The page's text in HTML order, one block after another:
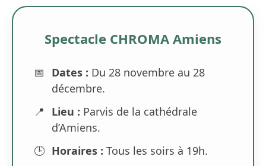
Spectacle CHROMA Amiens
📅 Dates : Du 28 novembre au 28
décembre.
📍
Lieu : Parvis de la cathédrale
d’Amiens.
🕒 Horaires : Tous les soirs à 19h.